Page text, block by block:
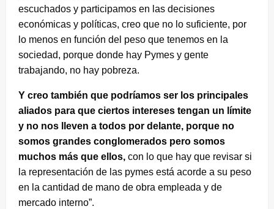
escuchados y participamos en las decisiones
económicas y políticas, creo que no lo suficiente, por
lo menos en función del peso que tenemos en la
sociedad, porque donde hay Pymes y gente
trabajando, no hay pobreza.
Y creo también que podríamos ser los principales
aliados para que ciertos intereses tengan un límite
y no nos lleven a todos por delante, porque no
somos grandes conglomerados pero somos
muchos más que ellos, con lo que hay que revisar si
la representación de las pymes está acorde a su peso
en la cantidad de mano de obra empleada y de
mercado interno”.